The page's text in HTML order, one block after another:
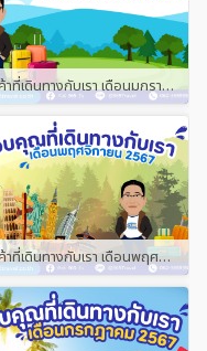
ลูกค้าที่เดินทางกับเรา เดือนมกราคม 2568
ลูกค้าที่เดินทางกับเรา เดือนพฤศจิกายน 2567